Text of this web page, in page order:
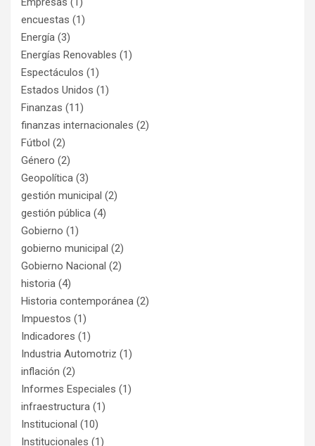
encuestas (1)
Energía (3)
Energías Renovables (1)
Espectáculos (1)
Estados Unidos (1)
Finanzas (11)
finanzas internacionales (2)
Fútbol (2)
Género (2)
Geopolítica (3)
gestión municipal (2)
gestión pública (4)
Gobierno (1)
gobierno municipal (2)
Gobierno Nacional (2)
historia (4)
Historia contemporánea (2)
Impuestos (1)
Indicadores (1)
Industria Automotriz (1)
inflación (2)
Informes Especiales (1)
infraestructura (1)
Institucional (10)
Institucionales (1)